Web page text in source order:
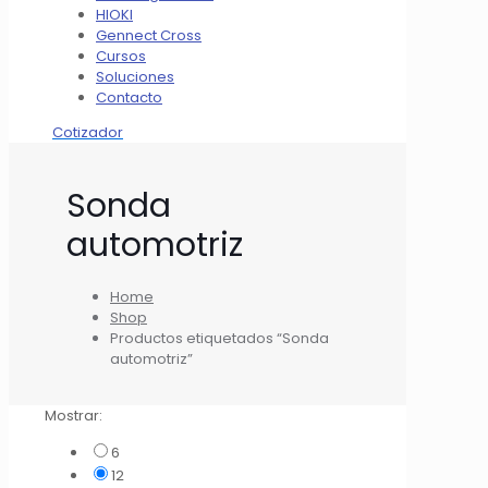
HIOKI
Gennect Cross
Cursos
Soluciones
Contacto
Cotizador
Sonda
automotriz
Home
Shop
Productos etiquetados “Sonda
automotriz”
Mostrar:
6
12